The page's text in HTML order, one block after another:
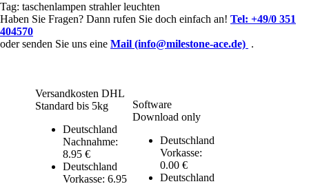
Tag: taschenlampen strahlerleuchten
Haben Sie Fragen? Dann rufen Sie doch einfach an! Tel: +49/0 351
404570
oder senden Sie uns eine Mail (info@milestone-ace.de) .
Versandkosten DHL
Standard bis 5kg
Deutschland
Nachnahme:
8.95 €
Deutschland
Vorkasse: 6.95
Software
Download only
Deutschland
Vorkasse:
0.00 €
Deutschland